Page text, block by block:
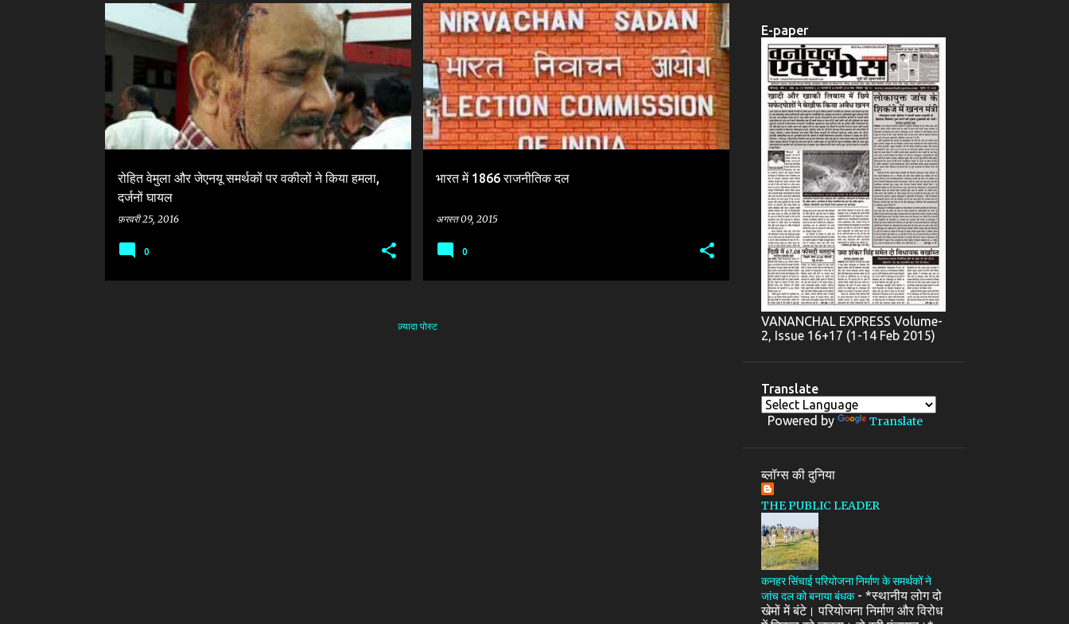
सं
दे
रोहित वेमुला और जेएनयू समर्थकों पर वकीलों ने किया हमला,
दर्जनों घायल
फ़रवरी 25, 2016
ADVOCATE ALLAHABAD CPIML
0
भारत में 1866 राजनीतिक दल
अगस्त 09, 2015
AIDMK BJP BSP CONGRESS CPI +4
0
ज़्यादा पोस्ट
E-paper
VANANCHAL EXPRESS Volume-
2, Issue 16+17 (1-14 Feb 2015)
Translate
Powered by Translate
ब्लॉग्स की दुनिया
THE PUBLIC LEADER
कनहर सिंचाई परियोजना निर्माण के समर्थकों ने
जांच दल को बनाया बंधक - *स्थानीय लोग दो
खेमों में बंटे। परियोजना निर्माण और विरोध